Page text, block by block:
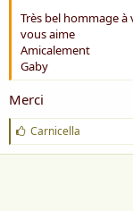
Très bel hommage
vous aime
Amicalement
Gaby
Merci
J
'
a
Carnicella